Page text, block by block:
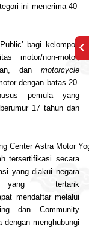
ini menerima 40-
bagi kelompok
motor/non-motor
dan motorcycle
dengan batas 20-
pemula yang
17 tahun dan
Center Astra Motor
tersertifikasi secara
yang diakui negara
tertarik
mendaftar melalui
dan Community
dengan menghubungi